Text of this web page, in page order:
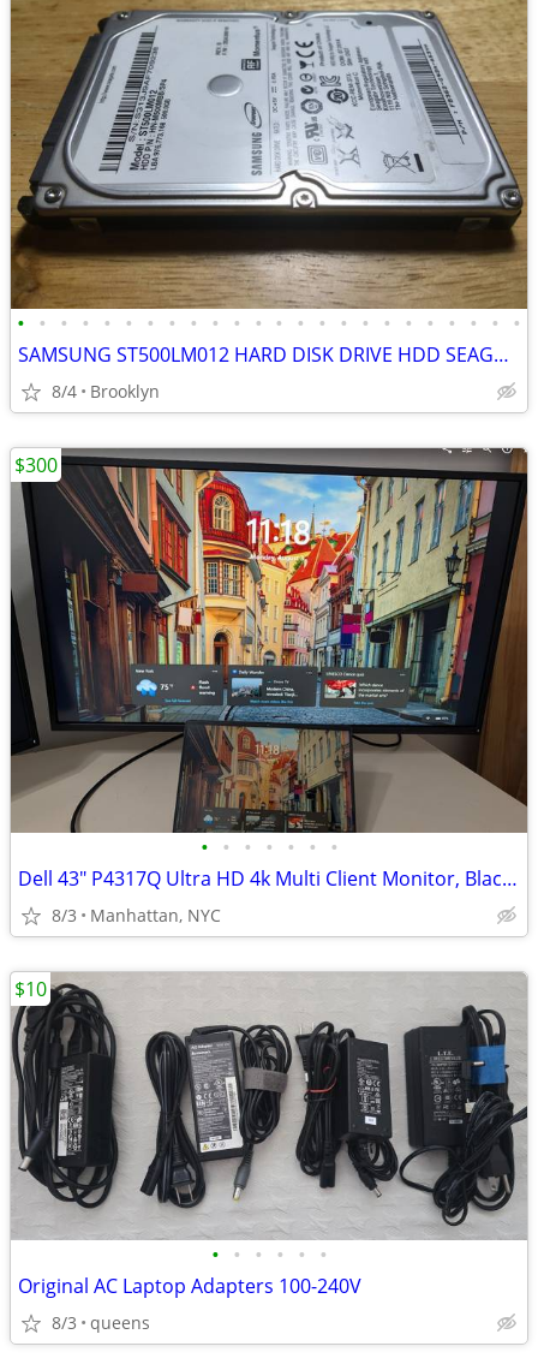
• • • • • • • • • • • • • • • • • • • • • • • •
SAMSUNG ST500LM012 HARD DISK DRIVE HDD SEAGATE 500GB 5.4K 8MB 2.5" SAT
8/4 Brooklyn
• • • • • • •
Dell 43" P4317Q Ultra HD 4k Multi Client Monitor, Black/Silver
8/3 Manhattan, NYC
$300
• • • • • •
Original AC Laptop Adapters 100-240V
8/3 queens
$10